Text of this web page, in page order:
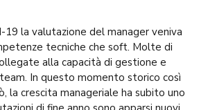
19 la valutazione del manager veniva
tecniche che soft. Molte di
alla capacità di gestione e
In questo momento storico così
la crescita manageriale ha subito uno